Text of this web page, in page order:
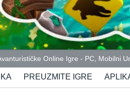
Online Igre - PC, Mobilni
PREUZMITE IGRE